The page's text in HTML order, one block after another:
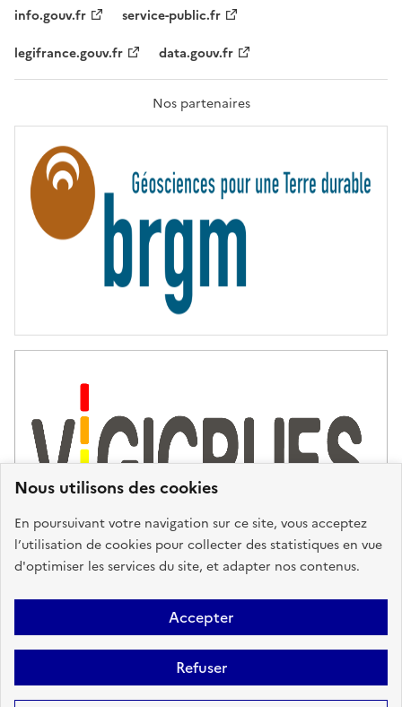
Nous utilisons des cookies
En poursuivant votre navigation sur ce site, vous acceptez
l’utilisation de cookies pour collecter des statistiques en vue
d'optimiser les services du site, et adapter nos contenus.
Accepter
Refuser
F
A
T
R
T
É
info.gouv.fr
service-public.fr
legifrance.gouv.fr
data.gouv.fr
Nos partenaires
Plan du site Accessibilité : partiellement conforme
Mentions
Légales
Données personnelles Gestion des cookies
FAQ